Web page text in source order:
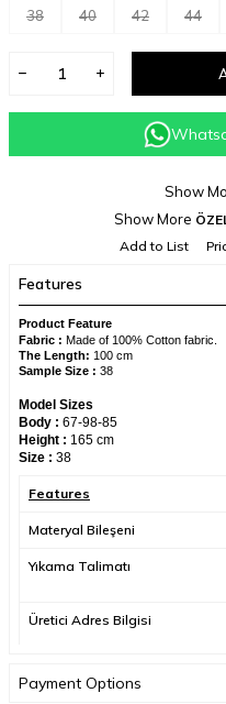
38 40 42 44
Show
Show More
Add to List
Features
Product Feature
Fabric : Made of 100% Cotton fabric.
The Length: 100 cm
Sample Size : 38
Model Sizes
Body : 67-98-85
Height : 165 cm
Size : 38
Features
Materyal Bileşeni
Yıkama Talimatı
Üretici Adres Bilgisi
Üretici Mail Adresi
Payment Options